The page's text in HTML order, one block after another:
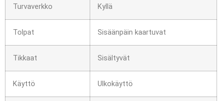
Turvaverkko Kyllä
Tolpat Sisäänpäin kaartuvat
Tikkaat Sisältyvät
Käyttö Ulkokäyttö